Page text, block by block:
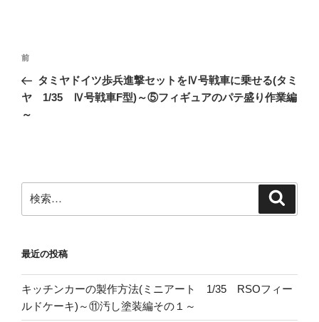
投
ナ
ョ
前
の
投
前
タミヤドイツ歩兵進撃セットをⅣ号戦車に乗せる(タミ
ヤ 1/35 Ⅳ号戦車F型)～⑤フィギュアのパテ盛り作業編
～
索:
最近の投稿
キッチンカーの製作方法(ミニアート 1/35 RSOフィー
ルドケーキ)～⑪汚し塗装編その１～